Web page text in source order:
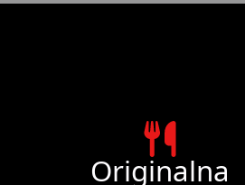
Originalna